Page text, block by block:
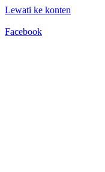
Lewati ke konten
Facebook